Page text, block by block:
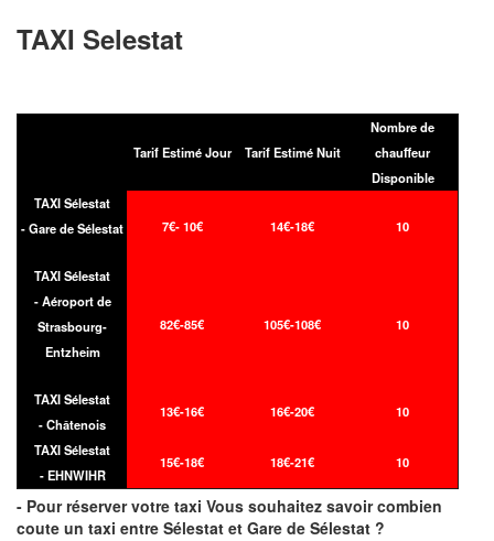
TAXI Selestat
Tarif Estimé Jour Tarif Estimé Nuit
Nombre de
chauffeur
Disponible
TAXI Sélestat
- Gare de Sélestat
7€- 10€ 14€-18€ 10
TAXI Sélestat
- Aéroport de
Strasbourg-
Entzheim
82€-85€ 105€-108€ 10
TAXI Sélestat
- Châtenois
13€-16€ 16€-20€ 10
TAXI Sélestat
- EHNWIHR
15€-18€ 18€-21€ 10
- Pour réserver votre taxi Vous souhaitez savoircombien
coute un taxi entre Sélestat et Gare de Sélestat ?